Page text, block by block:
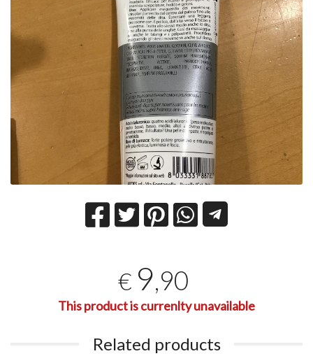
€ 9,90
This product is currenlty unavailable
Related products